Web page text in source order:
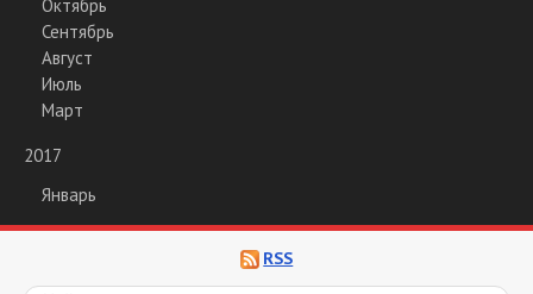
Октябрь
Сентябрь
Август
Июль
Март
2017
Январь
RSS